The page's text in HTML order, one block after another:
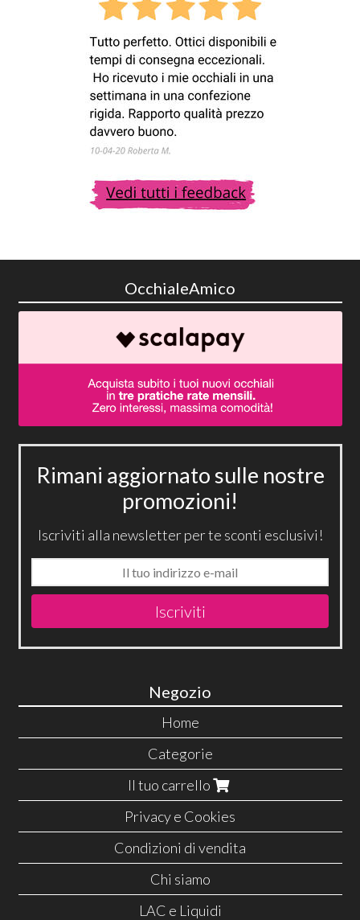
OcchialeAmico
Rimani aggiornato sulle nostre
promozioni!
Iscriviti alla newsletter per te sconti esclusivi!
Iscriviti
Negozio
Home
Categorie
Il tuo carrello
Privacy e Cookies
Condizioni di vendita
Chi siamo
LAC e Liquidi